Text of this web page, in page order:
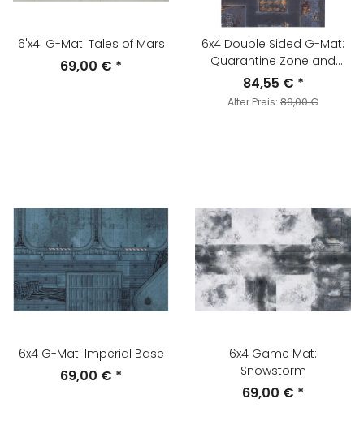
6'x4' G-Mat: Tales of Mars
69,00 € *
6x4 Double Sided G-Mat:
Quarantine Zone and
Fallout Zone
84,55 € *
Alter Preis: 89,00 €
6x4 G-Mat: Imperial Base
69,00 € *
6x4 Game Mat:
Snowstorm
69,00 € *